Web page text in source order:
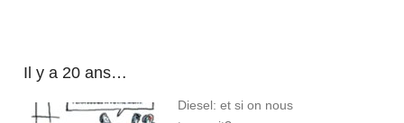
Il y a 20 ans…
Diesel: et si on nous